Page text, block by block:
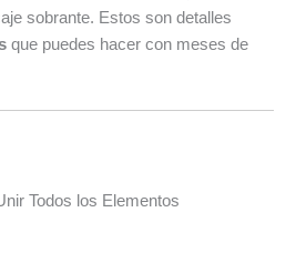
sobrante. Estos son detalles
que puedes hacer con meses de
Todos los Elementos